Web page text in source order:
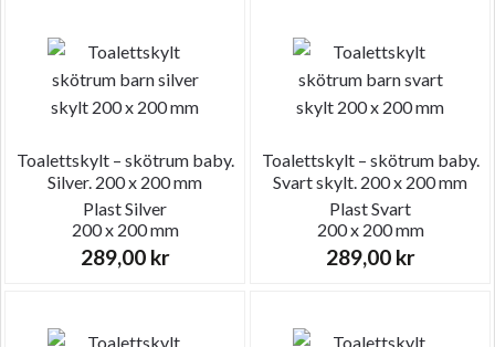
Toalettskylt – skötrum baby.
Silver. 200 x 200 mm
PlastSilver
200 x 200 mm
289,00 kr
Toalettskylt – skötrum baby.
Svart skylt. 200 x 200 mm
PlastSvart
200 x 200 mm
289,00 kr